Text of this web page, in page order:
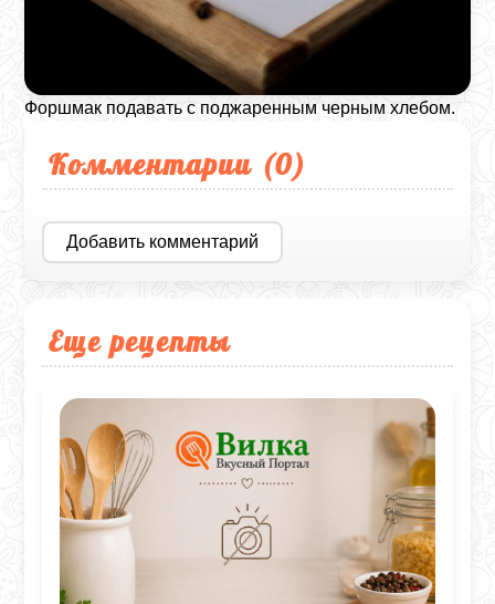
Форшмак подавать с поджаренным черным хлебом.
Комментарии (0)
Добавить комментарий
Еще рецепты